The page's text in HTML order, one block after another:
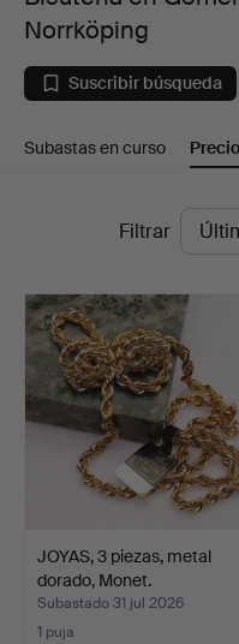
en
Gomér
Norrköping
Norrköping
Suscribir búsqueda
Subastas en curso
remate
Filtrar
JOYAS, 3 piezas, metal
dorado, Monet.
Subastado 31 jul 2026
1 puja